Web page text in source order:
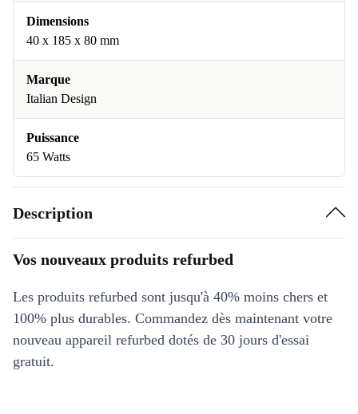
Dimensions
40 x 185 x 80 mm
Marque
Italian Design
Puissance
65 Watts
Description
Vos nouveaux produits refurbed
Les produits refurbed sont jusqu'à 40% moins chers et
100% plus durables. Commandez dès maintenant votre
nouveau appareil refurbed dotés de 30 jours d'essai
gratuit.